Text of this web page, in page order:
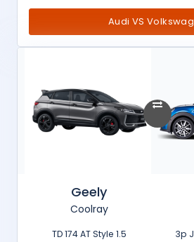
Audi VS
3p
Geely
Coolray
1.5 TD 174 AT Style